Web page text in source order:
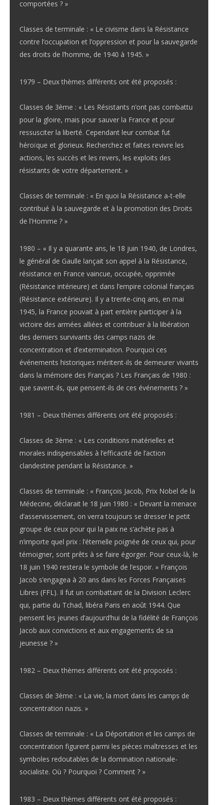
comportées ? »
Classes de terminale : « Le civisme dans la Résistance
contre l’occupation et l’oppression et pour la sauvegarde
des droits de l’homme, de 1940 à 1945. »
1979 – Deux thèmes différents ont été proposés :
Classes de 3ème : « Les Résistants n’ont pas combattu
pour la gloire, mais pour sauver la France et pour
ressusciter la liberté. Cependant leur combat fut
héroïque et glorieux. Recherchez et faites revivre les
actions, les succès et les revers, les exploits des
résistants de votre département. »
Classes de terminale : « En quoi la Résistance a-t-elle
contribué à la sauvegarde et à la promotion des Droits
de l’Homme ? »
1980 – « Il y a quarante ans, le 18 juin 1940, de Londres,
le général de Gaulle lançait son appel à la Résistance,
résistance en France vaincue, occupée, opprimée
(Résistance intérieure) et dans l’empire colonial français
(Résistance extérieure). Il y a trente-cinq ans, en mai
1945, la France pouvait à part entière participer à la
victoire des armées alliées et contribuer à la libération
des derniers survivants des camps nazis de
concentration et d’extermination. Pourquoi ces
événements historiques méritent-ils de demeurer vivants
dans la mémoire des Français ? Les Français de 1980 :
que savent-ils, que pensent-ils de ces événements ? »
1981 – Deux thèmes différents ont été proposés :
Classes de 3ème : « Les conditions matérielles et
morales indispensables à l’efficacité de l’action
clandestine pendant la Résistance. »
Classes de terminale : « François Jacob, Prix Nobel de la
Médecine, déclarait le 18 juin 1980 : « Devant la menace
d’asservissement, on verra toujours se dresser le petit
groupe de ceux pour qui la paix ne s’achète pas à
n’importe quel prix : l’éternelle poignée de ceux qui, pour
témoigner, sont prêts à se faire égorger. Pour ceux-là, le
18 juin 1940 restera le symbole de l’espoir. » François
Jacob s’engagea à 20 ans dans les Forces Françaises
Libres (FFL). Il fut un combattant de la Division Leclerc
qui, partie du Tchad, libéra Paris en août 1944. Que
pensent les jeunes d’aujourd’hui de la fidélité de François
Jacob aux convictions et aux engagements de sa
jeunesse ? »
1982 – Deux thèmes différents ont été proposés :
Classes de 3ème : « La vie, la mort dans les camps de
concentration nazis. »
Classes de terminale : « La Déportation et les camps de
concentration figurent parmi les pièces maîtresses et les
symboles redoutables de la domination nationale-
socialiste. Où ? Pourquoi ? Comment ? »
1983 – Deux thèmes différents ont été proposés :